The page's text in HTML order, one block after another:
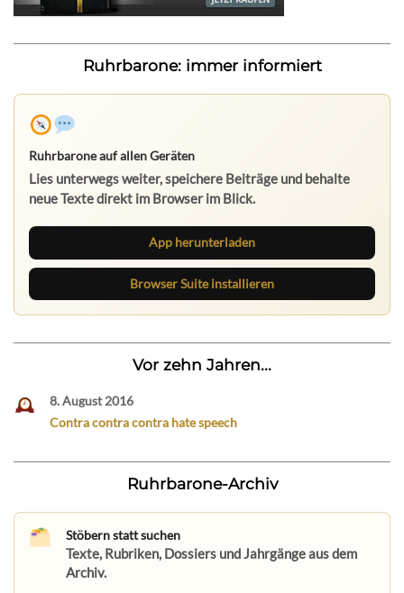
Ruhrbarone: immer informiert
Ruhrbarone auf allen Geräten
Lies unterwegs weiter, speichere Beiträge und behalte
neue Texte direkt im Browser im Blick.
App herunterladen
Browser Suite installieren
Vor zehn Jahren...
8. August 2016
Contra contra contra hate speech
Ruhrbarone-Archiv
Stöbern statt suchen
Texte, Rubriken, Dossiers und Jahrgänge aus dem
Archiv.